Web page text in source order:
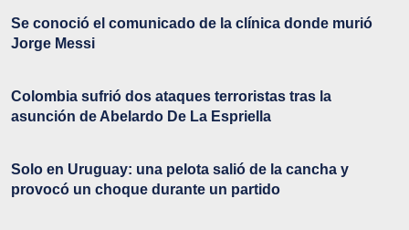
Se conoció el comunicado de la clínica donde murió
Jorge Messi
Colombia sufrió dos ataques terroristas tras la
asunción de Abelardo De La Espriella
Solo en Uruguay: una pelota salió de la cancha y
provocó un choque durante un partido